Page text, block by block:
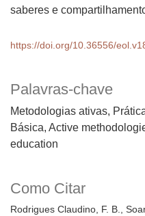
Palavras-chave
Metodologias ativas,
Básica Active
education
Como Citar
Rodrigues Claudino, F. B.,
saberes e
https://doi.org/10.36556/